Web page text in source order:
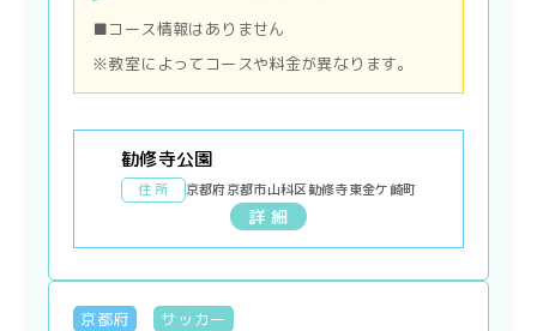
■コース情報はありません
※教室によってコースや料金が異なります。
勧修寺公園
住 所 京都府京都市山科区勧修寺東金ケ崎町
詳 細
京都府 サッカー